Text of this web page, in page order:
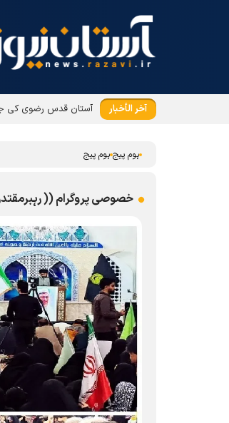
آخر الأخبار آستان قدس رضوی کی
ہوم پیج ہوم پیج
خصوصی پروگرام ((